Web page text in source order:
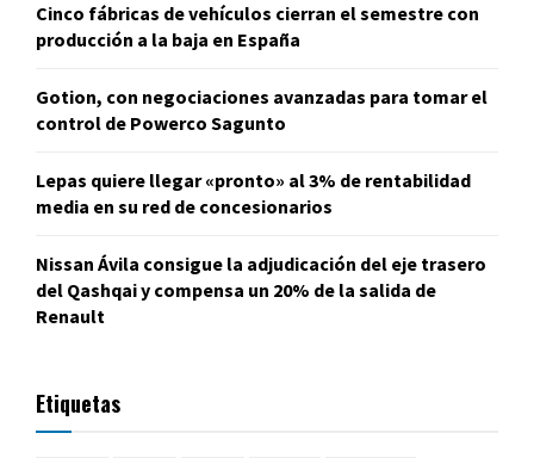
Cinco fábricas de vehículos cierran el semestre con
producción a la baja en España
Gotion, con negociaciones avanzadas para tomar el
control de Powerco Sagunto
Lepas quiere llegar «pronto» al 3% de rentabilidad
media en su red de concesionarios
Nissan Ávila consigue la adjudicación del eje trasero
del Qashqai y compensa un 20% de la salida de
Renault
Etiquetas